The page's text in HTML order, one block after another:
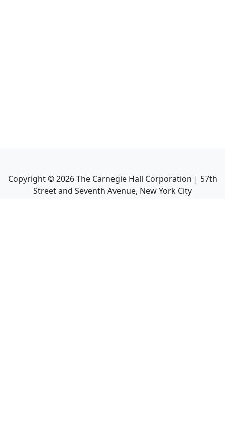
Copyright ©2026The Carnegie Hall Corporation | 57th
Street and Seventh Avenue, New York City